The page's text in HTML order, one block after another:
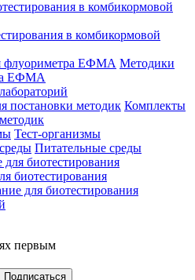
в комбикормовой
Методики
ЕФМА
Комплекты
Тест-организмы
Питательные среды
биотестирования
для биотестирования
первым